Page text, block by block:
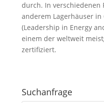
durch. In verschiedenen
anderem Lagerhäuser in
(Leadership in Energy
einem der weltweit
zertifiziert.
Suchanfrage